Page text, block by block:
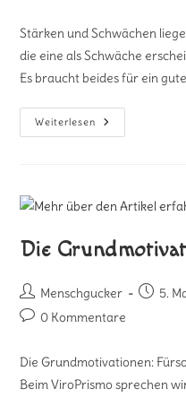
Stärken und Schwächen
die eine als Schwäche
Es braucht beides für ein
Weiterlesen
Die
Menschgucker 5.
0 Kommentare
Die Grundmotivationen:
Beim ViroPrismo sprechen